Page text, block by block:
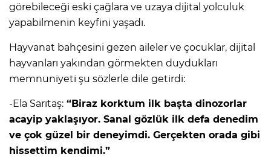
görebileceği eski çağlara ve uzaya dijital yolculuk
yapabilmenin keyfini yaşadı.
Hayvanat bahçesini gezen aileler ve çocuklar, dijital
hayvanları yakından görmekten duydukları
memnuniyeti şu sözlerle dile getirdi:
-Ela Sarıtaş: “Biraz korktum ilk başta dinozorlar
acayip yaklaşıyor. Sanal gözlük ilk defa denedim
ve çok güzel bir deneyimdi. Gerçekten orada gibi
hissettim kendimi.”